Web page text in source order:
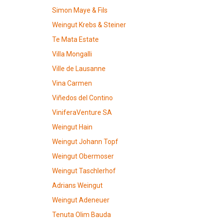
Simon Maye & Fils
Weingut Krebs & Steiner
Te Mata Estate
Villa Mongalli
Ville de Lausanne
Vina Carmen
Viñedos del Contino
ViniferaVenture SA
Weingut Hain
Weingut Johann Topf
Weingut Obermoser
Weingut Taschlerhof
Adrians Weingut
Weingut Adeneuer
Tenuta Olim Bauda